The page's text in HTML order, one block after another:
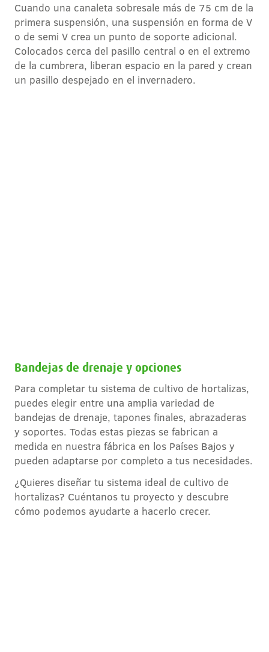
Cuando una canaleta sobresale más de 75 cm de la
primera suspensión, una suspensión en forma de V
o de semi V crea un punto de soporte adicional.
Colocados cerca del pasillo central o en el extremo
de la cumbrera, liberan espacio en la pared y crean
un pasillo despejado en el invernadero.
Bandejas de drenaje y opciones
Para completar tu sistema de cultivo de hortalizas,
puedes elegir entre una amplia variedad de
bandejas de drenaje, tapones finales, abrazaderas
y soportes. Todas estas piezas se fabrican a
medida en nuestra fábrica en los Países Bajos y
pueden adaptarse por completo a tus necesidades.
¿Quieres diseñar tu sistema ideal de cultivo de
hortalizas? Cuéntanos tu proyecto y descubre
cómo podemos ayudarte a hacerlo crecer.